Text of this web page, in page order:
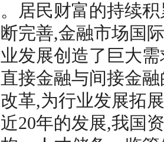
居民财富的持续
完善,金融市场国
发展创造了巨大
接金融与间接金
革,为行业发展拓
20年的发展,我国